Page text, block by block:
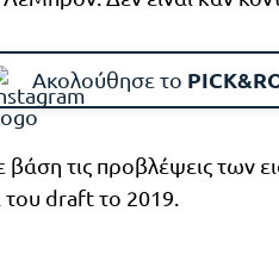
Ακολούθησε το
τις προβλέψεις των
draft το 2019.